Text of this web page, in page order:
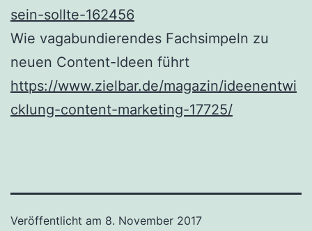
sein-sollte-162456
Wie vagabundierendes Fachsimpeln zu
neuen Content-Ideen führt
https://www.zielbar.de/magazin/ideenentwi
cklung-content-marketing-17725/
Veröffentlicht am 8. November 2017